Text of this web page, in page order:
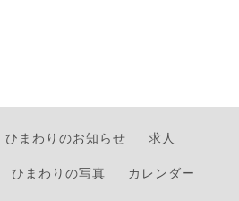
ひまわりのお知らせ
求人
ひまわりの写真
カレンダー